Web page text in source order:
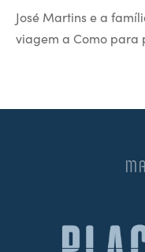
José Martins e a
viagem a Como